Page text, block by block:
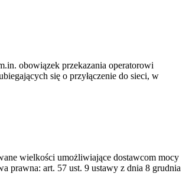
obowiązek przekazania operatorowi
się o przyłączenie do sieci, w
wielkości umożliwiające dostawcom mocy
prawna: art. 57 ust. 9 ustawy z dnia 8 grudnia